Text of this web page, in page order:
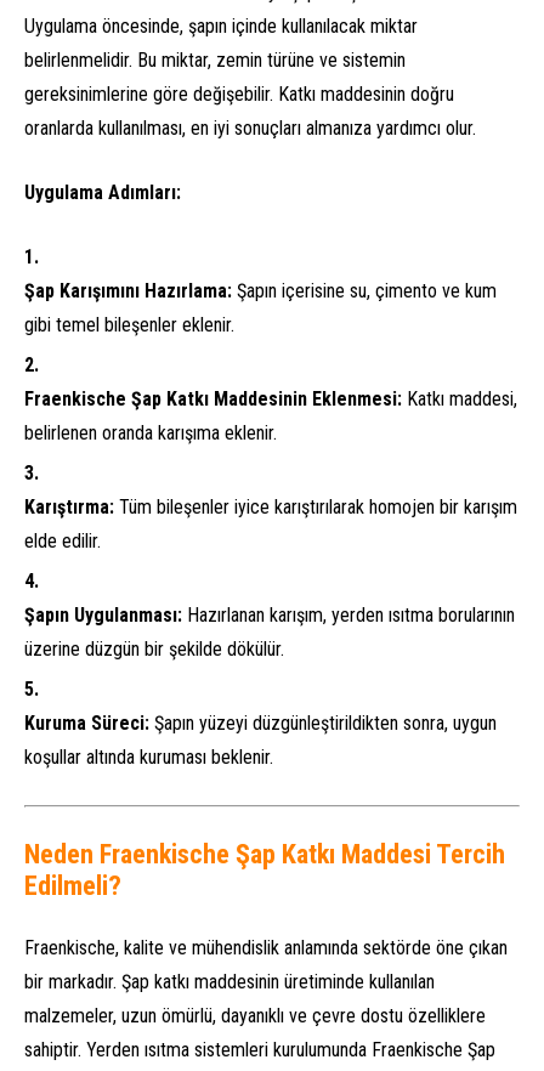
Uygulama öncesinde, şapın içinde kullanılacak miktar
belirlenmelidir. Bu miktar, zemin türüne ve sistemin
gereksinimlerine göre değişebilir. Katkı maddesinin doğru
oranlarda kullanılması, en iyi sonuçları almanıza yardımcı olur.
Uygulama Adımları:
Şap Karışımını Hazırlama: Şapın içerisine su, çimento ve kum
gibi temel bileşenler eklenir.
Fraenkische Şap Katkı Maddesinin Eklenmesi: Katkı maddesi,
belirlenen oranda karışıma eklenir.
Karıştırma: Tüm bileşenler iyice karıştırılarak homojen bir karışım
elde edilir.
Şapın Uygulanması: Hazırlanan karışım, yerden ısıtma borularının
üzerine düzgün bir şekilde dökülür.
Kuruma Süreci: Şapın yüzeyi düzgünleştirildikten sonra, uygun
koşullar altında kuruması beklenir.
Neden Fraenkische Şap Katkı Maddesi Tercih
Edilmeli?
Fraenkische, kalite ve mühendislik anlamında sektörde öne çıkan
bir markadır. Şap katkı maddesinin üretiminde kullanılan
malzemeler, uzun ömürlü, dayanıklı ve çevre dostu özelliklere
sahiptir. Yerden ısıtma sistemleri kurulumunda Fraenkische Şap